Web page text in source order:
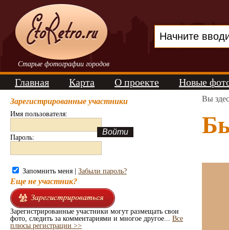
Старые фотографии городов
Главная Карта О проекте Новые
Зарегистрированные участники
Имя пользователя:
Пароль:
Запомнить меня | Забыли пароль?
Еще не участник?
Зарегистрированные участники могут размещать свои
фото, следить за комментариями и многое другое... Все
плюсы регистрации >>
Вы